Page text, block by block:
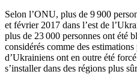
Selon l’ONU, plus de 9 900
et février 2017 dans l’est de
plus de 23 000 personnes ont été
considérés comme des
d’Ukrainiens ont en outre été
s’installer dans des régions plus